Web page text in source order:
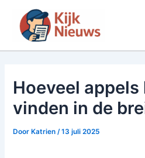
inhoud
Hoeveel appels
vinden in de
Door Katrien/13 juli 2025